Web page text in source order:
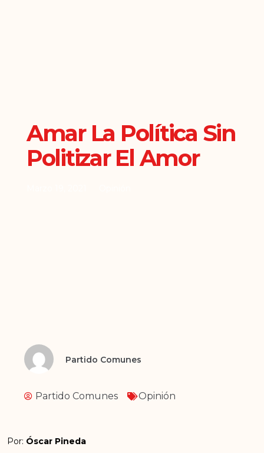
Amar La Política Sin
Politizar El Amor
Partido Comunes
Partido Comunes Opinión
Por: Óscar Pineda